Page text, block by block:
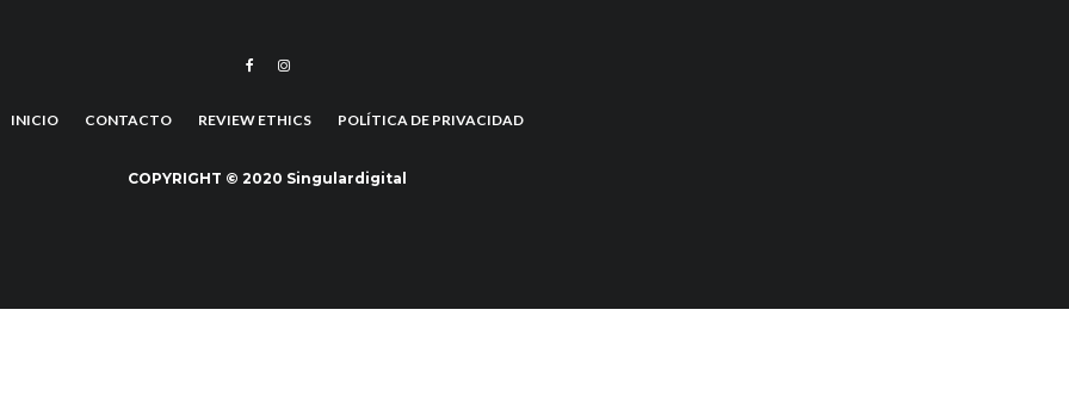
INICIO CONTACTO REVIEW ETHICS POLÍTICA DE PRIVACIDAD
COPYRIGHT © 2020 Singulardigital